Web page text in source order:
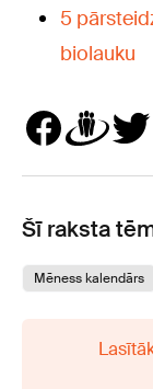
5
biolauku
Šī raksta
Mēness kalendārs